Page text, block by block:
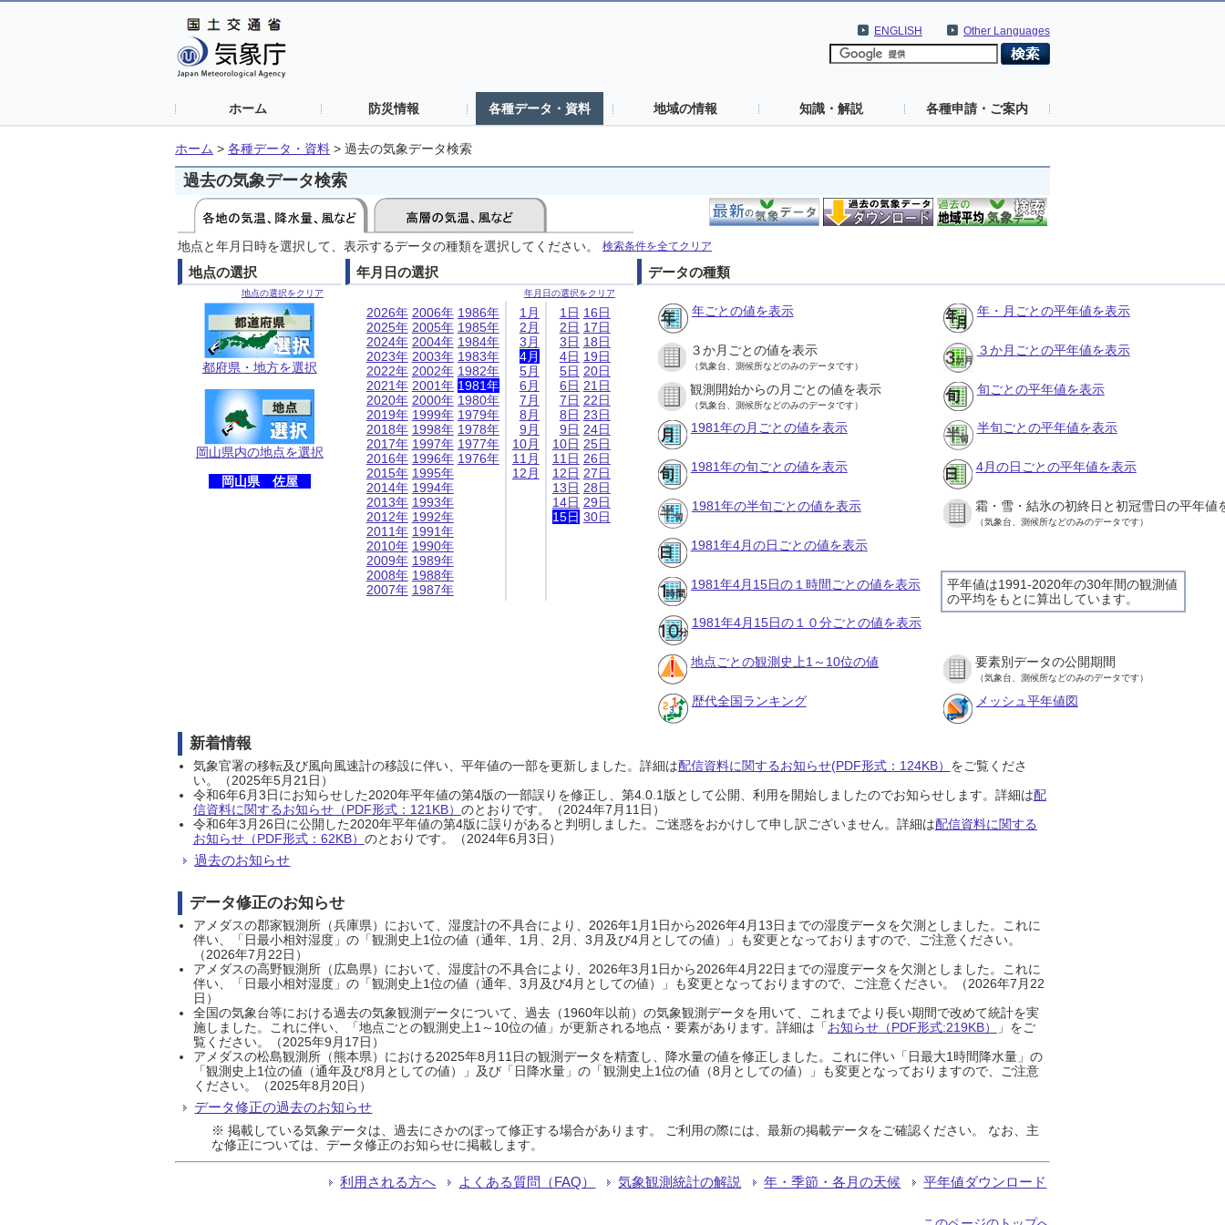
Other Languages
ENGLISH
ホーム 防災情報 各種データ・資料 地域の情報 知識・解説 各種申請・ご案内
ホーム > 各種データ・資料 > 過去の気象データ検索
過去の気象データ検索
地点と年月日時を選択して、表示するデータの種類を選択してください。 検索条件を全てクリア
地点の選択
地点の選択をクリア
都府県・地方を選択
岡山県内の地点を選択
岡山県 佐屋
年月日の選択
年月日の選択をクリア
2026年
2025年
2024年
2023年
2022年
2021年
2020年
2019年
2018年
2017年
2016年
2015年
2014年
2013年
2012年
2011年
2010年
2009年
2008年
2007年
2006年
2005年
2004年
2003年
2002年
2001年
2000年
1999年
1998年
1997年
1996年
1995年
1994年
1993年
1992年
1991年
1990年
1989年
1988年
1987年
1986年
1985年
1984年
1983年
1982年
1981年
1980年
1979年
1978年
1977年
1976年
1月
2月
3月
4月
5月
6月
7月
8月
9月
10月
11月
12月
1日
2日
3日
4日
5日
6日
7日
8日
9日
10日
11日
12日
13日
14日
15日
16日
17日
18日
19日
20日
21日
22日
23日
24日
25日
26日
27日
28日
29日
30日
データの種類
年ごとの値を表示 年・月ごとの平年値を表示
３か月ごとの値を表示
（気象台、測候所などのみのデータです）
３か月ごとの平年値を表示
観測開始からの月ごとの値を表示
（気象台、測候所などのみのデータです）
旬ごとの平年値を表示
1981年の月ごとの値を表示 半旬ごとの平年値を表示
1981年の旬ごとの値を表示 4月の日ごとの平年値を表示
1981年の半旬ごとの値を表示 霜・雪・結氷の初終日と初冠雪日の平年値
（気象台、測候所などのみのデータです）
1981年4月の日ごとの値を表示
平年値は1991-2020年の30年間の観測値
の平均をもとに算出しています。
1981年4月15日の１時間ごとの値を表示
1981年4月15日の１０分ごとの値を表示
地点ごとの観測史上1～10位の値 要素別データの公開期間
（気象台、測候所などのみのデータです）
歴代全国ランキング メッシュ平年値図
新着情報
気象官署の移転及び風向風速計の移設に伴い、平年値の一部を更新しました。詳細は配信資料に関するお知らせ(PDF形式：124KB） をご覧くださ
い。（2025年5月21日）
令和6年6月3日にお知らせした2020年平年値の第4版の一部誤りを修正し、第4.0.1版として公開、利用を開始しましたのでお知らせします。詳細は配
信資料に関するお知らせ（PDF形式：121KB） のとおりです。（2024年7月11日）
令和6年3月26日に公開した2020年平年値の第4版に誤りがあると判明しました。ご迷惑をおかけして申し訳ございません。詳細は配信資料に関する
お知らせ（PDF形式：62KB） のとおりです。（2024年6月3日）
過去のお知らせ
データ修正のお知らせ
アメダスの郡家観測所（兵庫県）において、湿度計の不具合により、2026年1月1日から2026年4月13日までの湿度データを欠測としました。これに
伴い、「日最小相対湿度」の「観測史上1位の値（通年、1月、2月、3月及び4月としての値）」も変更となっておりますので、ご注意ください。
（2026年7月22日）
アメダスの高野観測所（広島県）において、湿度計の不具合により、2026年3月1日から2026年4月22日までの湿度データを欠測としました。これに
伴い、「日最小相対湿度」の「観測史上1位の値（通年、3月及び4月としての値）」も変更となっておりますので、ご注意ください。（2026年7月22
日）
全国の気象台等における過去の気象観測データについて、過去（1960年以前）の気象観測データを用いて、これまでより長い期間で改めて統計を実
施しました。これに伴い、「地点ごとの観測史上1～10位の値」が更新される地点・要素があります。詳細は「お知らせ（PDF形式:219KB）
」をご
覧ください。（2025年9月17日）
アメダスの松島観測所（熊本県）における2025年8月11日の観測データを精査し、降水量の値を修正しました。これに伴い「日最大1時間降水量」の
「観測史上1位の値（通年及び8月としての値）」及び「日降水量」の「観測史上1位の値（8月としての値）」も変更となっておりますので、ご注意
ください。（2025年8月20日）
データ修正の過去のお知らせ
※ 掲載している気象データは、過去にさかのぼって修正する場合があります。 ご利用の際には、最新の掲載データをご確認ください。 なお、主
な修正については、データ修正のお知らせに掲載します。
利用される方へ よくある質問（FAQ） 気象観測統計の解説 年・季節・各月の天候 平年値ダウンロード